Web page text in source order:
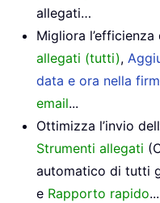
allegati…
Migliora
allegati (tutti),
data e ora nella
email...
Ottimizza l’invio
Strumenti allegati
automatico di tutti
e Rapporto rapido...